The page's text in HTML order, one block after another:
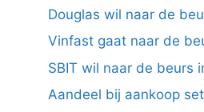
Douglas wil naar de
Vinfast gaat naar de
SBIT wil naar de beurs
Aandeel bij aankoop